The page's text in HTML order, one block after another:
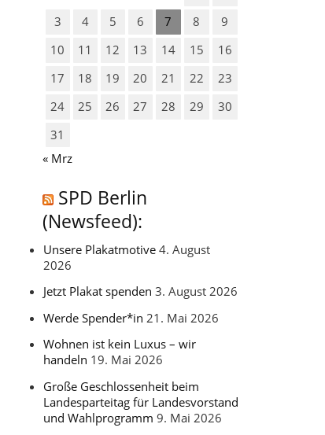
3
4 5 6 7 8
9
10
11 12 13 14 15
16
17
18 19 20 21 22
23
24
25 26 27 28 29
30
31
« Mrz
SPD Berlin
(Newsfeed):
Unsere Plakatmotive 4. August
2026
Jetzt Plakat spenden 3. August 2026
Werde Spender*in 21. Mai 2026
Wohnen ist kein Luxus – wir
handeln 19. Mai 2026
Große Geschlossenheit beim
Landesparteitag für Landesvorstand
und Wahlprogramm 9. Mai 2026